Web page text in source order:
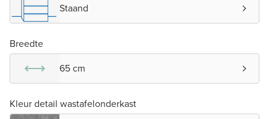
Staand
Breedte
65 cm
Kleur detail wastafelonderkast